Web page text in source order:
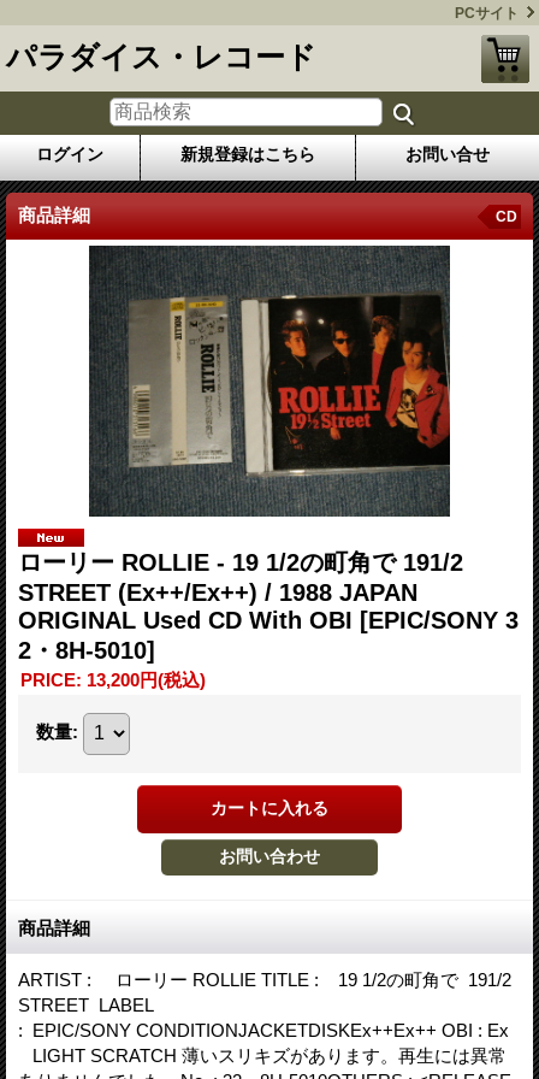
PCサイト
パラダイス・レコード
ログイン 新規登録はこちら お問い合せ
商品詳細 CD
ローリー ROLLIE - 19 1/2の町角で 191/2
STREET (Ex++/Ex++) / 1988 JAPAN
ORIGINAL Used CD With OBI [EPIC/SONY 3
2・8H-5010]
PRICE: 13,200円(税込)
数量:
商品詳細
ARTIST : ローリー ROLLIE TITLE : 19 1/2の町角で 191/2
STREET LABEL
: EPIC/SONY CONDITIONJACKETDISKEx++Ex++ OBI : Ex
LIGHT SCRATCH 薄いスリキズがあります。再生には異常